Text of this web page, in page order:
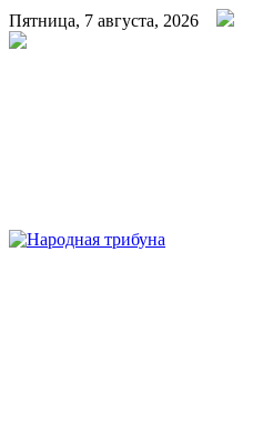
Пятница, 7 августа, 2026